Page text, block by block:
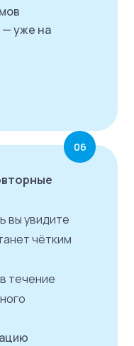
вы увидите
чётким
течение
— уже на
06